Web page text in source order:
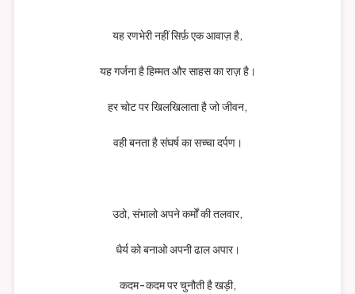
यह रणभेरी नहीं सिर्फ़ एक आवाज़ है,
यह गर्जना है हिम्मत और साहस का राज़ है।
हर चोट पर खिलखिलाता है जो जीवन,
वही बनता है संघर्ष का सच्चा दर्पण।
उठो, संभालो अपने कर्मों की तलवार,
धैर्य को बनाओ अपनी ढाल अपार।
कदम-कदम पर चुनौती है खड़ी,